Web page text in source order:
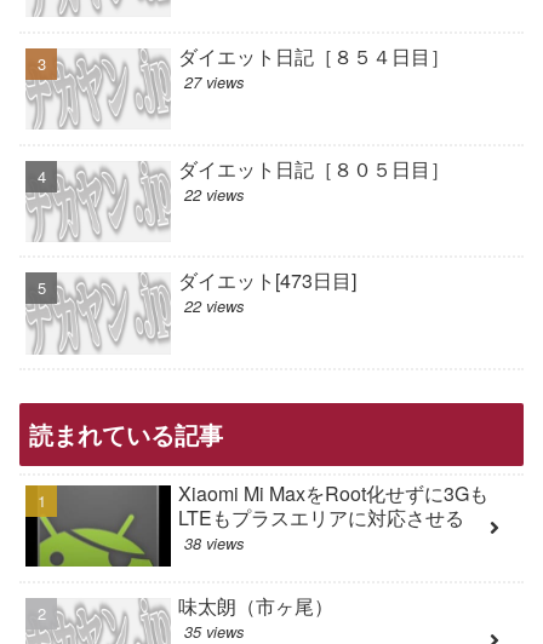
ダイエット日記［８５４日目］
27 views
ダイエット日記［８０５日目］
22 views
ダイエット[473日目]
22 views
読まれている記事
Xiaomi Mi MaxをRoot化せずに3Gも
LTEもプラスエリアに対応させる
38 views
味太朗（市ヶ尾）
35 views